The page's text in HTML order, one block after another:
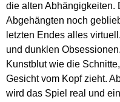
die alten Abhängigkeiten.
Abgehängten noch
letzten Endes alles
und dunklen
Kunstblut wie die
Gesicht vom Kopf zieht.
wird das Spiel real und